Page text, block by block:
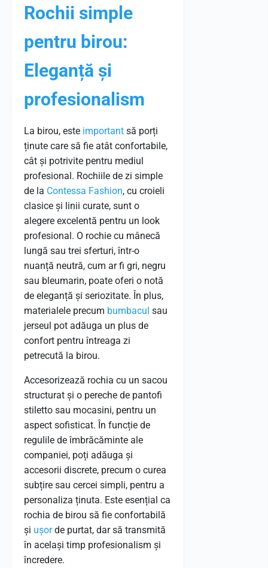
Rochii simple
pentru birou:
Eleganță și
profesionalism
La birou, este important să porți
ținute care să fie atât confortabile,
cât și potrivite pentru mediul
profesional. Rochiile de zi simple
de la Contessa Fashion, cu croieli
clasice și linii curate, sunt o
alegere excelentă pentru un look
profesional. O rochie cu mânecă
lungă sau trei sferturi, într-o
nuanță neutră, cum ar fi gri, negru
sau bleumarin, poate oferi o notă
de eleganță și seriozitate. În plus,
materialele precum bumbacul sau
jerseul pot adăuga un plus de
confort pentru întreaga zi
petrecută la birou.
Accesorizează rochia cu un sacou
structurat și o pereche de pantofi
stiletto sau mocasini, pentru un
aspect sofisticat. În funcție de
regulile de îmbrăcăminte ale
companiei, poți adăuga și
accesorii discrete, precum o curea
subțire sau cercei simpli, pentru a
personaliza ținuta. Este esențial ca
rochia de birou să fie confortabilă
și ușorde purtat, dar să transmită
în același timp profesionalism și
încredere.